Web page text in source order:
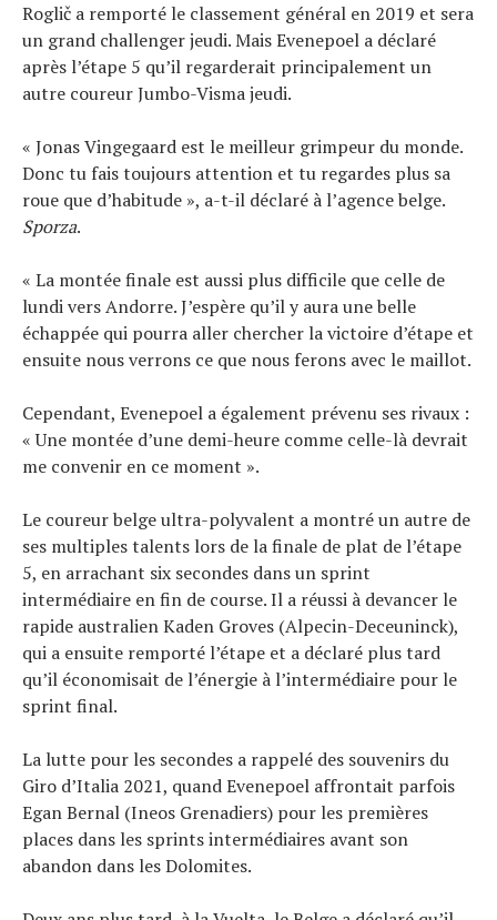
Roglič a remporté le classement général en 2019 et sera
un grand challenger jeudi. Mais Evenepoel a déclaré
après l’étape 5 qu’il regarderait principalement un
autre coureur Jumbo-Visma jeudi.
« Jonas Vingegaard est le meilleur grimpeur du monde.
Donc tu fais toujours attention et tu regardes plus sa
roue que d’habitude », a-t-il déclaré à l’agence belge.
Sporza.
« La montée finale est aussi plus difficile que celle de
lundi vers Andorre. J’espère qu’il y aura une belle
échappée qui pourra aller chercher la victoire d’étape et
ensuite nous verrons ce que nous ferons avec le maillot.
Cependant, Evenepoel a également prévenu ses rivaux :
« Une montée d’une demi-heure comme celle-là devrait
me convenir en ce moment ».
Le coureur belge ultra-polyvalent a montré un autre de
ses multiples talents lors de la finale de plat de l’étape
5, en arrachant six secondes dans un sprint
intermédiaire en fin de course. Il a réussi à devancer le
rapide australien Kaden Groves (Alpecin-Deceuninck),
qui a ensuite remporté l’étape et a déclaré plus tard
qu’il économisait de l’énergie à l’intermédiaire pour le
sprint final.
La lutte pour les secondes a rappelé des souvenirs du
Giro d’Italia 2021, quand Evenepoel affrontait parfois
Egan Bernal (Ineos Grenadiers) pour les premières
places dans les sprints intermédiaires avant son
abandon dans les Dolomites.